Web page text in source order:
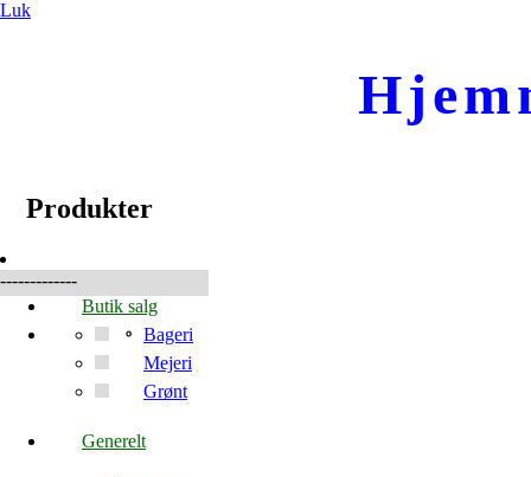
Luk
Produkter
-------------
Butik salg
Bageri
Mejeri
Grønt
Generelt